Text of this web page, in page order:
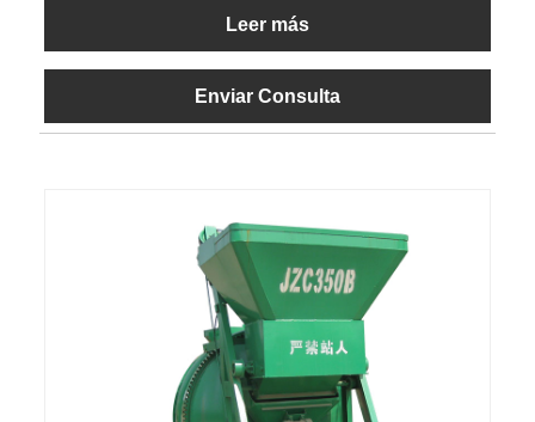
Leer más
Enviar Consulta